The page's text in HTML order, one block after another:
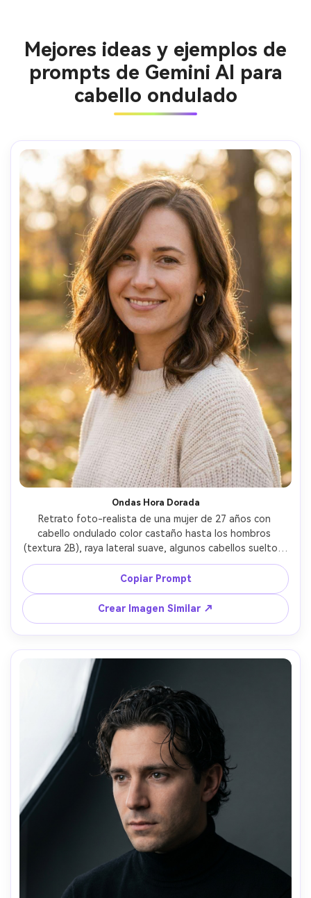
Mejores ideas y ejemplos de
prompts de Gemini AI para
cabello ondulado
Ondas Hora Dorada
Retrato foto-realista de una mujer de 27 años con
cabello ondulado color castaño hasta los hombros
(textura 2B), raya lateral suave, algunos cabellos sueltos,
sonrisa relajada; vestida con top de punto crema y
pequeños aros dorados; al aire libre en parque tranquilo
durante la hora dorada; luz cálida trasera con luz de
borde suave y relleno; Sony A7IV, 85mm f/1.4, poca
profundidad, bokeh cremoso; encuadre pecho arriba,
ángulo a nivel de ojos, regla de tercios; ambiente:
calmado y radiante; textura de piel fotorrealista, sombras
naturales, gradación editorial, alta resolución, enfoque
Copiar Prompt
Crear Imagen Similar ↗